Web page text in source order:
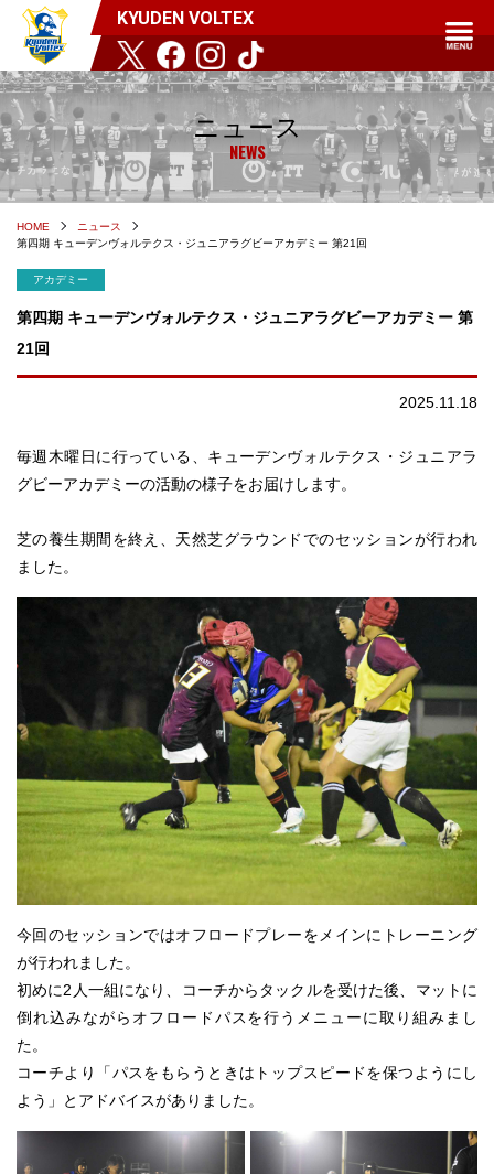
KYUDEN VOLTEX
ニュース
NEWS
HOME
ニュース
第四期 キューデンヴォルテクス・ジュニアラグビーアカデミー 第21回
アカデミー
第四期 キューデンヴォルテクス・ジュニアラグビーアカデミー 第
21回
2025.11.18
毎週木曜日に行っている、キューデンヴォルテクス・ジュニアラ
グビーアカデミーの活動の様子をお届けします。
芝の養生期間を終え、天然芝グラウンドでのセッションが行われ
ました。
今回のセッションではオフロードプレーをメインにトレーニング
が行われました。
初めに2人一組になり、コーチからタックルを受けた後、マットに
倒れ込みながらオフロードパスを行うメニューに取り組みまし
た。
コーチより「パスをもらうときはトップスピードを保つようにし
よう」とアドバイスがありました。